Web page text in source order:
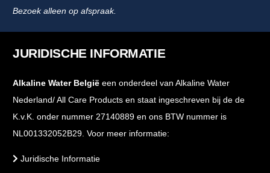
Bezoek alleen op afspraak.
JURIDISCHE INFORMATIE
Alkaline Water België een onderdeel van Alkaline Water
Nederland/ All Care Products en staat ingeschreven bij de de
K.v.K. onder nummer 27140889 en ons BTW nummer is
NL001332052B29. Voor meer informatie:
Juridische Informatie